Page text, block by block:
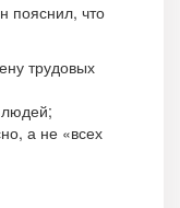
пояснил, что
трудовых
а не «всех